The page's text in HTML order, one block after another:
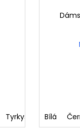
Tyrkysová Bílá